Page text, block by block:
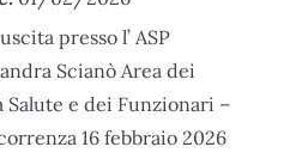
presso l’ ASP
Scianò Area dei
Salute e dei Funzionari –
16 febbraio 2026